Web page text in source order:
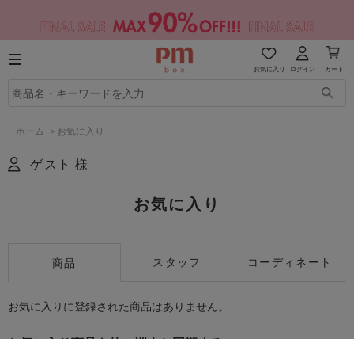
お気に入り ログイン カート
ホーム > お気に入り
ゲスト 様
お気に入り
商品 スタッフ コーディネート
お気に入りに登録された商品はありません。